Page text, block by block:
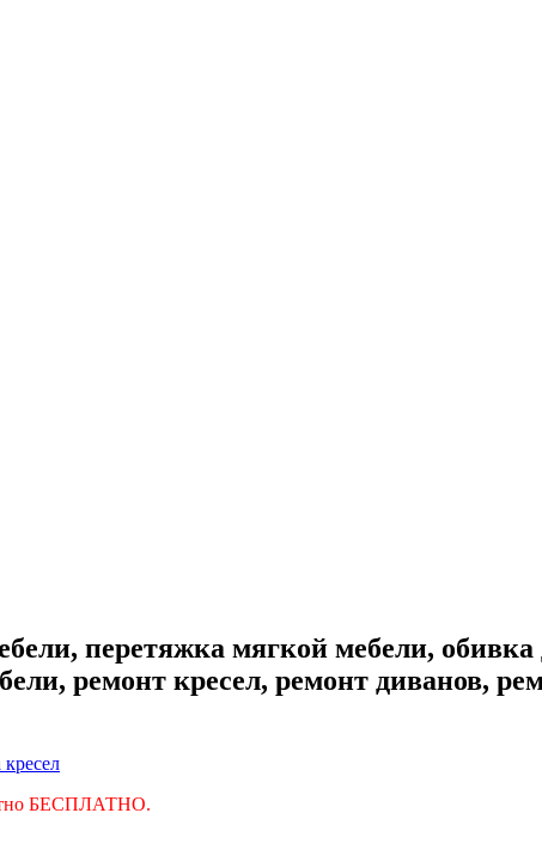
перетяжка мягкой мебели,
ремонт кресел, ремонт диванов,
БЕСПЛАТНО.